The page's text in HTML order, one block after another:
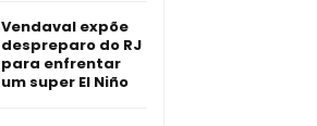
Vendaval expõe
despreparo do RJ
para enfrentar
um super El Niño